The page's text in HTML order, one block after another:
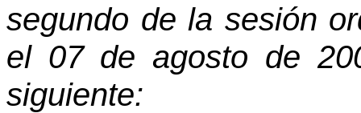
segundo de la sesión
el 07 de agosto de
siguiente: